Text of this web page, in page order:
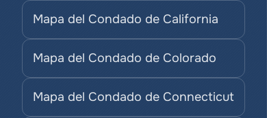
Mapa del Condado de California
Mapa del Condado de Colorado
Mapa del Condado de Connecticut